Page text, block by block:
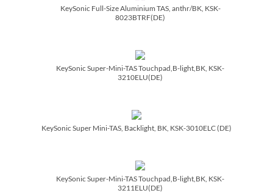
KeySonic Full-Size Aluminium TAS, anthr/­BK, KSK-
8023BTRF(DE)
KeySonic Super-Mini-TAS Touchpad,B-light,BK, KSK-
3210ELU(DE)
KeySonic Super Mini-TAS, Backlight, BK, KSK-3010ELC (DE)
KeySonic Super-Mini-TAS Touchpad,B-light,BK, KSK-
3211ELU(DE)